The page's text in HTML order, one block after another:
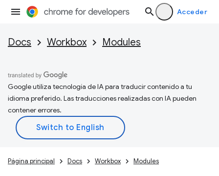
Acceder
Docs Workbox Modules
Google utiliza tecnología de IA para traducir contenido a tu
idioma preferido. Las traducciones realizadas con IA pueden
contener errores.
Página principal Docs Workbox Modules